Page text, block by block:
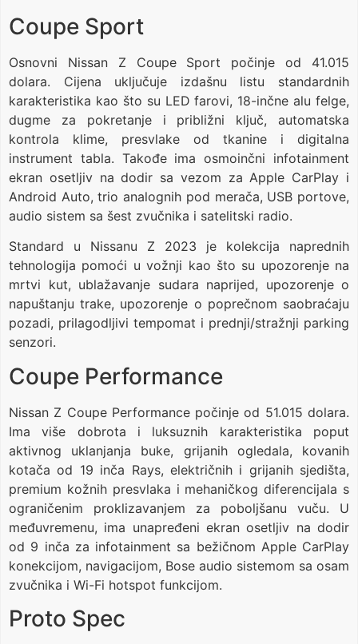
Coupe Sport
Osnovni Nissan Z Coupe Sport počinje od 41.015
dolara. Cijena uključuje izdašnu listu standardnih
karakteristika kao što su LED farovi, 18-inčne alu felge,
dugme za pokretanje i približni ključ, automatska
kontrola klime, presvlake od tkanine i digitalna
instrument tabla. Takođe ima osmoinčni infotainment
ekran osetljiv na dodir sa vezom za Apple CarPlay i
Android Auto, trio analognih pod merača, USB portove,
audio sistem sa šest zvučnika i satelitski radio.
Standard u Nissanu Z 2023 je kolekcija naprednih
tehnologija pomoći u vožnji kao što su upozorenje na
mrtvi kut, ublažavanje sudara naprijed, upozorenje o
napuštanju trake, upozorenje o poprečnom saobraćaju
pozadi, prilagodljivi tempomat i prednji/stražnji parking
senzori.
Coupe Performance
Nissan Z Coupe Performance počinje od 51.015 dolara.
Ima više dobrota i luksuznih karakteristika poput
aktivnog uklanjanja buke, grijanih ogledala, kovanih
kotača od 19 inča Rays, električnih i grijanih sjedišta,
premium kožnih presvlaka i mehaničkog diferencijala s
ograničenim proklizavanjem za poboljšanu vuču. U
međuvremenu, ima unapređeni ekran osetljiv na dodir
od 9 inča za infotainment sa bežičnom Apple CarPlay
konekcijom, navigacijom, Bose audio sistemom sa osam
zvučnika i Wi-Fi hotspot funkcijom.
Proto Spec